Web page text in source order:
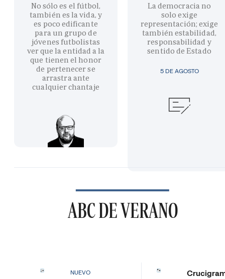
No sólo es el fútbol,
también es la vida, y
es poco edificante
para un grupo de
jóvenes futbolistas
ver que la entidad a la
que tienen el honor
de pertenecer se
arrastra ante
cualquier chantaje
5 DE AGOSTO
La democracia no
solo exige
representación; exige
también estabilidad,
responsabilidad y
sentido de Estado
ABC DE VERANO
NUEVO